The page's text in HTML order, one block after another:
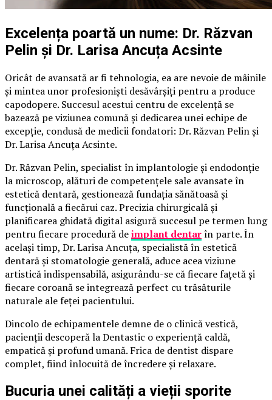
Excelența poartă un nume: Dr. Răzvan
Pelin și Dr. Larisa Ancuța Acsinte
Oricât de avansată ar fi tehnologia, ea are nevoie de mâinile
și mintea unor profesioniști desăvârșiți pentru a produce
capodopere. Succesul acestui centru de excelență se
bazează pe viziunea comună și dedicarea unei echipe de
excepție, condusă de medicii fondatori: Dr. Răzvan Pelin și
Dr. Larisa Ancuța Acsinte.
Dr. Răzvan Pelin, specialist în implantologie și endodonție
la microscop, alături de competențele sale avansate în
estetică dentară, gestionează fundația sănătoasă și
funcțională a fiecărui caz. Precizia chirurgicală și
planificarea ghidată digital asigură succesul pe termen lung
pentru fiecare procedură deimplant dentarîn parte. În
același timp, Dr. Larisa Ancuța, specialistă în estetică
dentară și stomatologie generală, aduce acea viziune
artistică indispensabilă, asigurându-se că fiecare fațetă și
fiecare coroană se integrează perfect cu trăsăturile
naturale ale feței pacientului.
Dincolo de echipamentele demne de o clinică vestică,
pacienții descoperă la Dentastic o experiență caldă,
empatică și profund umană. Frica de dentist dispare
complet, fiind înlocuită de încredere și relaxare.
Bucuria unei calități a vieții sporite